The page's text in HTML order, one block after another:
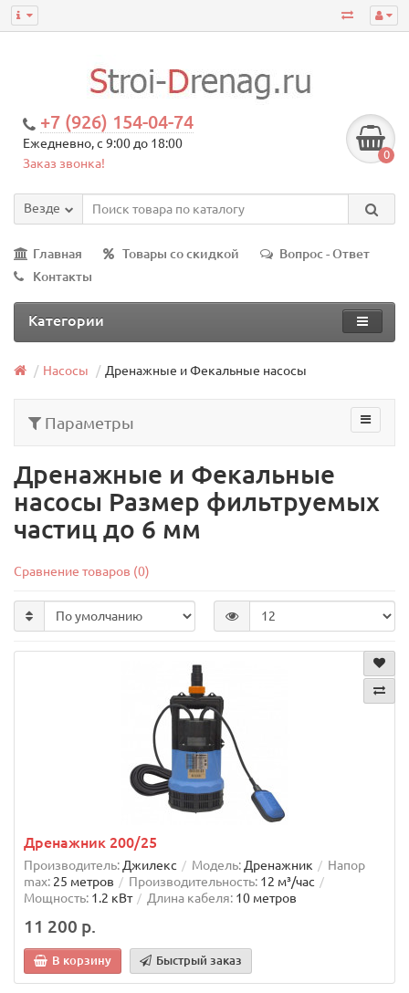
+7 (926) 154-04-74
Ежедневно, с 9:00 до 18:00
Заказ звонка!
0
Везде
Главная Товары со скидкой
Вопрос - Ответ
Контакты
Категории
Насосы Дренажные и Фекальные насосы
Параметры
Дренажные и Фекальные
насосы Размер фильтруемых
частиц до 6 мм
Сравнение товаров (0)
Дренажник 200/25
Производитель: Джилекс Модель: Дренажник
Напор
max: 25 метров Производительность: 12 м³/час
Мощность: 1.2 кВт Длина кабеля: 10 метров
11 200 р.
В корзину Быстрый заказ